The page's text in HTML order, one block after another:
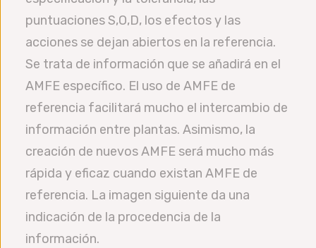
puntuaciones S,O,D, los efectos y las
acciones se dejan abiertos en la referencia.
Se trata de información que se añadirá en el
AMFE específico. El uso de AMFE de
referencia facilitará mucho el intercambio de
información entre plantas. Asimismo, la
creación de nuevos AMFE será mucho más
rápida y eficaz cuando existan AMFE de
referencia. La imagen siguiente da una
indicación de la procedencia de la
información.